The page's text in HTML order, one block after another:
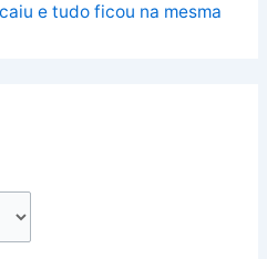
e tudo ficou na mesma